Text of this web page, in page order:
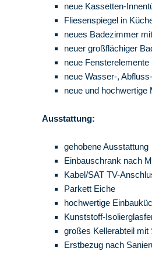
neue Kassetten-
Fliesenspiegel in
neues Badezimmer
neuer großflächiger
neue
neue Wasser-,
neue und
Ausstattung:
gehobene Ausstattung
Einbauschrank nach
Kabel/SAT TV-
Parkett Eiche
hochwertige
Kunststoff-
großes Kellerabteil
Erstbezug nach